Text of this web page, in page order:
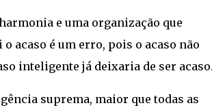
e uma organização que
acaso é um erro, pois o acaso não
inteligente já deixaria de ser acaso.
suprema, maior que todas as